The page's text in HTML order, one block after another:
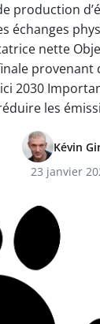
production
échanges
nette
provenant
2030
les
Kévin
23 janvier